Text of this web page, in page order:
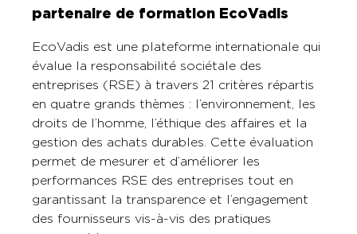
partenaire de formation EcoVadis
EcoVadis est une plateforme internationale qui
évalue la responsabilité sociétale des
entreprises (RSE) à travers 21 critères répartis
en quatre grands thèmes : l’environnement, les
droits de l’homme, l’éthique des affaires et la
gestion des achats durables. Cette évaluation
permet de mesurer et d’améliorer les
performances RSE des entreprises tout en
garantissant la transparence et l’engagement
des fournisseurs vis-à-vis des pratiques